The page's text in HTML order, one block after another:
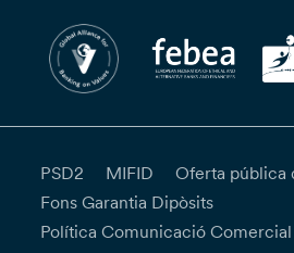
PSD2 MIFID
Oferta pública
Fons Garantia Dipòsits
Política Comunicació Comercial